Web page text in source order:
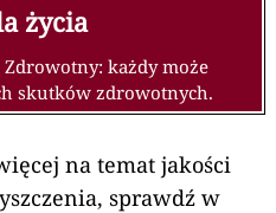
życia
Zdrowotny: każdy może
skutków zdrowotnych.
na temat jakości
sprawdź w